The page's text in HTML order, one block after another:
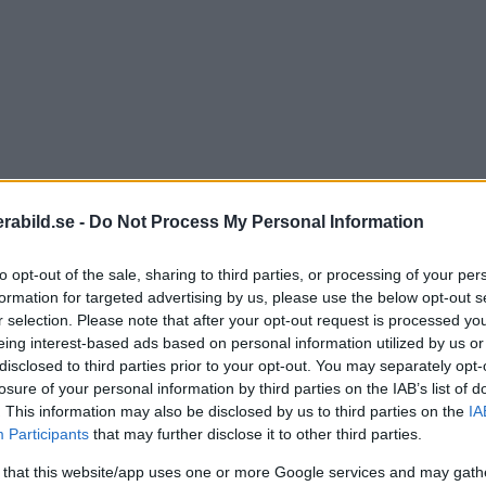
- Do Not Process My Personal Information
opt-out of the sale, sharing to third parties, or processing of your
for targeted advertising by us, please use the below opt-out
selection. Please note that after your opt-out request is processed
interest-based ads based on personal information utilized by us
to third parties prior to your opt-out. You may separately
of your personal information by third parties on the IAB’s list of
This information may also be disclosed by us to third parties on the
Participants that may further disclose it to other third parties.
that this website/app uses one or more Google services and may
inom G Master-segmentet för hög bildkvalitet
av spegellösa fullformatsobjektiv. Kamera &
uppdatering kommer.
på komponenterna snabbhet, tillförlitlighet och